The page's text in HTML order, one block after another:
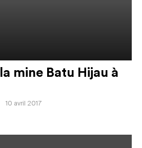
mine Batu Hijau à
10 avril 2017